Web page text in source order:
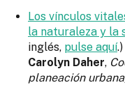
Los vínculos
la naturaleza y la
inglés, pulse aquí.)
Carolyn Daher,
planeación